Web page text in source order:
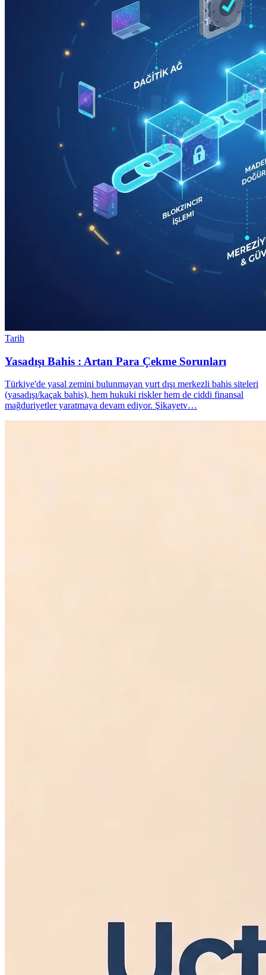
Tarih
Yasadışı Bahis : Artan Para Çekme Sorunları
Türkiye'de yasal zemini bulunmayan yurt dışı merkezli bahis siteleri
(yasadışı/kaçak bahis), hem hukuki riskler hem de ciddi finansal
mağduriyetler yaratmaya devam ediyor. Şikayetv…